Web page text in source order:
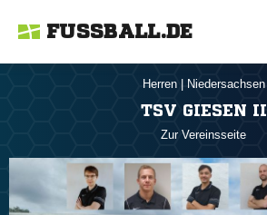
FUSSBALL.DE
Herren Niedersachsen
TSV GIESEN II
Zur Vereinsseite